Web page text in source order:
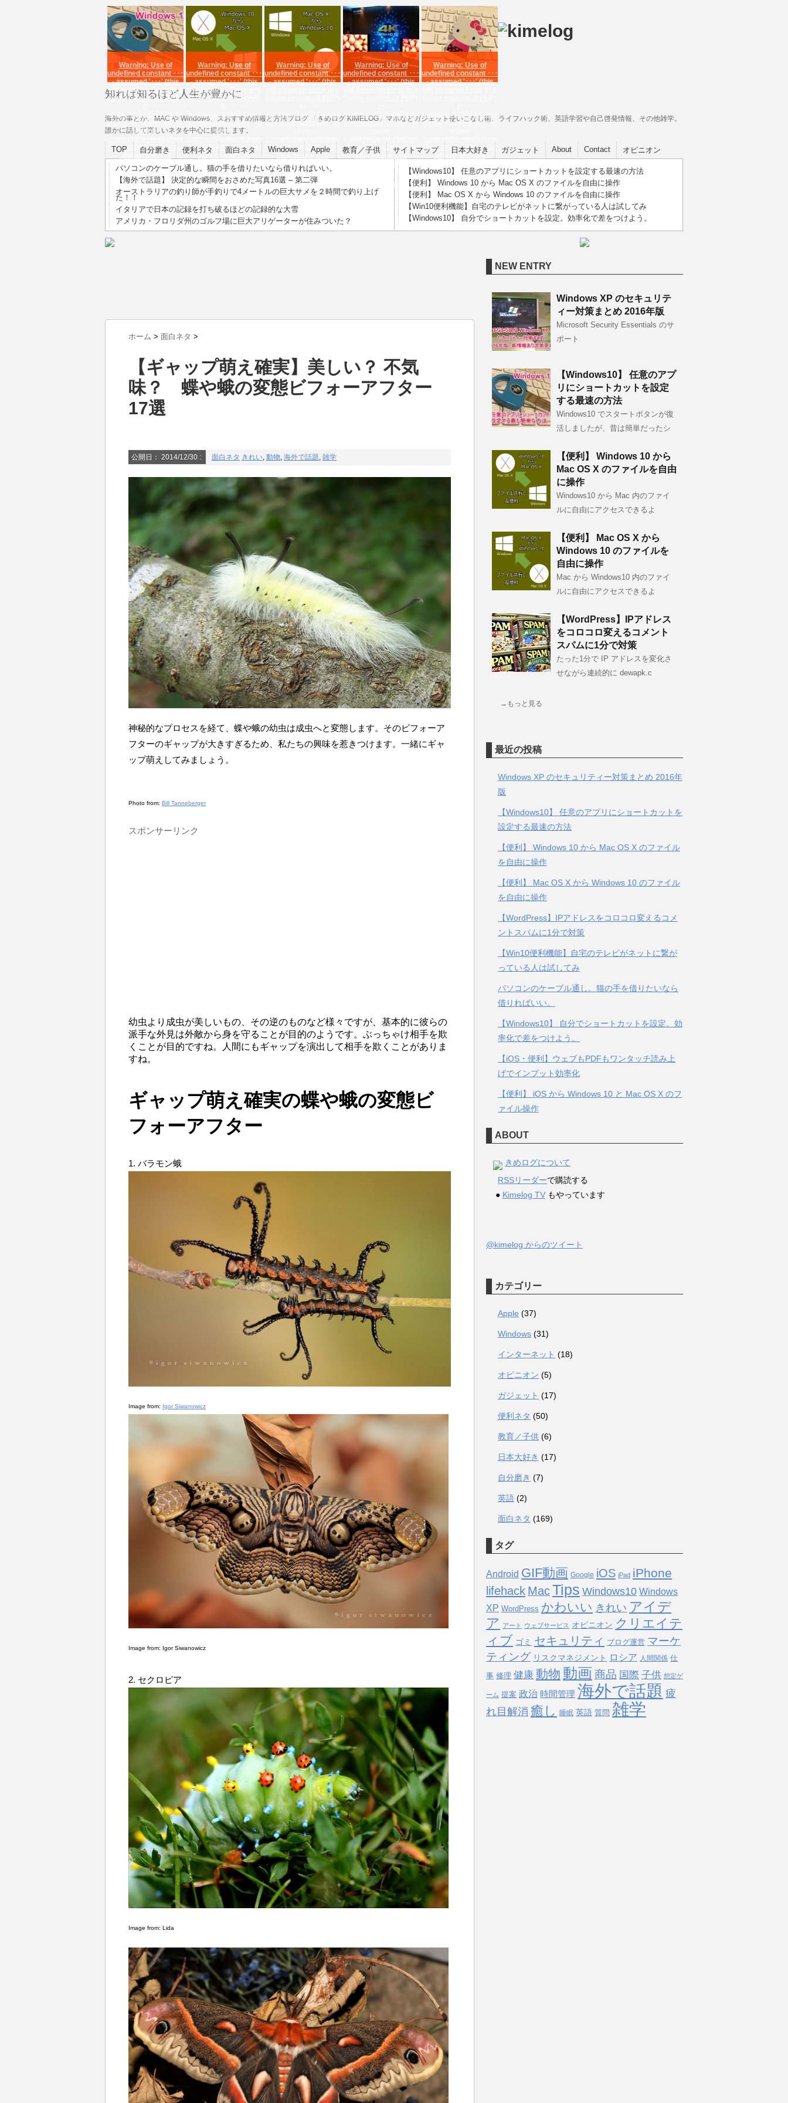
Warning: Use of
undefined constant ･･･
- assumed '･･･' (this
will throw an Error in a
future version of PHP)
/home/xs5335444/mak
eyoufree.net/public_ht
ml/wp-
r3ver20140124/header
.php on line174
【Windows10】 任意の
アプリにショートカッ
トを設定する･･･
Warning: Use of
undefined constant ･･･
- assumed '･･･' (this
will throw an Error in a
future version of PHP)
/home/xs5335444/mak
eyoufree.net/public_ht
ml/wp-
r3ver20140124/header
.php
on line 174
【便利】 Windows 10
から Mac OS X のフ
ァ･･･
Warning: Use of
undefined constant ･･･
- assumed '･･･' (this
/home/xs5335444/mak
eyoufree.net/public_ht
r3ver20140124/header
on line 174
【便利】 Mac OS X か
ら Windows 10 のフ
ァ･･･
Warning: Use of
undefined constant ･･･
- assumed '･･･' (this
/home/xs5335444/mak
eyoufree.net/public_ht
r3ver20140124/header
.php on line
174
【Win10便利機能】自
宅のテレビがネットに
繋がっている人は試･･･
Warning: Use of
undefined constant ･･･
- assumed '･･･' (this
/home/xs5335444/mak
eyoufree.net/public_ht
r3ver20140124/header
.php
on line174
ショートカットを設
定。効率化で差･･･
知れば知るほど人生が豊かに
海外の事とか、MAC や Windows、スおすすめ情報と方法ブログ 「きめログ KIMELOG」マホなどガジェット使いこなし術、ライフハック術、英語学習や自己啓発情報、その他雑学。
誰かに話して楽しいネタを中心に提供します。
TOP 自分磨き 便利ネタ 面白ネタ Windows Apple 教育／子供 サイトマップ 日本大好き ガジェット About Contact オピニオン
パソコンのケーブル通し。猫の手を借りたいなら借りればいい。
【海外で話題】 決定的な瞬間をおさめた写真16選 – 第二弾
オーストラリアの釣り師が手釣りで4メートルの巨大サメを２時間で釣り上げ
た！！
イタリアで日本の記録を打ち破るほどの記録的な大雪
アメリカ・フロリダ州のゴルフ場に巨大アリゲーターが住みついた？
【Windows10】 任意のアプリにショートカットを設定する最速の方法
【便利】 Windows 10 から Mac OS X のファイルを自由に操作
【便利】 Mac OS X から Windows 10 のファイルを自由に操作
【Win10便利機能】自宅のテレビがネットに繋がっている人は試してみ
【Windows10】 自分でショートカットを設定。効率化で差をつけよう。
ホーム > 面白ネタ >
【ギャップ萌え確実】美しい？ 不気
味？ 蝶や蛾の変態ビフォーアフター
17選
公開日： 2014/12/30 : 面白ネタ きれい, 動物, 海外で話題, 雑学
神秘的なプロセスを経て、蝶や蛾の幼虫は成虫へと変態します。そのビフォーア
フターのギャップが大きすぎるため、私たちの興味を惹きつけます。一緒にギャ
ップ萌えしてみましょう。
Photo from: Bill Tanneberger
スポンサーリンク
幼虫より成虫が美しいもの、その逆のものなど様々ですが、基本的に彼らの
派手な外見は外敵から身を守ることが目的のようです。ぶっちゃけ相手を欺
くことが目的ですね。人間にもギャップを演出して相手を欺くことがありま
すね。
ギャップ萌え確実の蝶や蛾の変態ビ
フォーアフター
1. バラモン蛾
Image from: Igor Siwanowicz
Image from: Igor Siwanowicz
2. セクロピア
Image from: Lida
NEW ENTRY
Windows XP のセキュリテ
ィー対策まとめ 2016年版
Microsoft Security Essentials のサ
ポート
【Windows10】 任意のアプ
リにショートカットを設定
する最速の方法
Windows10 でスタートボタンが復
活しましたが、昔は簡単だったシ
【便利】 Windows 10 から
Mac OS X のファイルを自由
に操作
Windows10 から Mac 内のファイ
ルに自由にアクセスできるよ
【便利】 Mac OS X から
Windows 10 のファイルを
自由に操作
Mac から Windows10 内のファイ
ルに自由にアクセスできるよ
【WordPress】IPアドレス
をコロコロ変えるコメント
スパムに1分で対策
たった1分で IP アドレスを変化さ
せながら連続的に dewapk.c
→もっと見る
最近の投稿
Windows XP のセキュリティー対策まとめ 2016年
版
【Windows10】 任意のアプリにショートカットを
設定する最速の方法
【便利】 Windows 10 から Mac OS X のファイル
を自由に操作
【便利】 Mac OS X から Windows 10 のファイル
を自由に操作
【WordPress】IPアドレスをコロコロ変えるコメ
ントスパムに1分で対策
【Win10便利機能】自宅のテレビがネットに繋が
っている人は試してみ
パソコンのケーブル通し。猫の手を借りたいなら
借りればいい。
【Windows10】 自分でショートカットを設定。効
率化で差をつけよう。
【iOS・便利】ウェブもPDFもワンタッチ読み上
げでインプット効率化
【便利】 iOS から Windows 10 と Mac OS X のフ
ァイル操作
ABOUT
きめログについて
RSSリーダーで購読する
● Kimelog TV もやっています
@kimelog からのツイート
カテゴリー
Apple (37)
Windows (31)
インターネット (18)
オピニオン (5)
ガジェット (17)
便利ネタ (50)
教育／子供 (6)
日本大好き (17)
自分磨き (7)
英語 (2)
面白ネタ (169)
タグ
Android GIF動画 Google iOS iPad iPhone
lifehack MacTips Windows10 Windows
XP WordPress かわいい きれい アイデ
ア
アート ウェブサービス オピニオン クリエイテ
ィブ ゴミ セキュリティ ブログ運営 マーケ
ティング リスクマネジメント ロシア 人間関係 仕
事 修理 健康 動物 動画 商品 国際 子供 想定ゲ
ーム 提案 政治 時間管理 海外で話題 疲
れ目解消 癒し 睡眠 英語 質問 雑学